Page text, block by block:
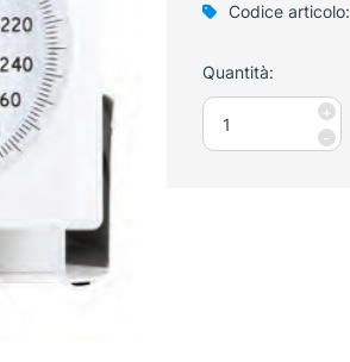
Codice articolo:
Quantità:
-
Sfigmomanometro
aneroide
da
+